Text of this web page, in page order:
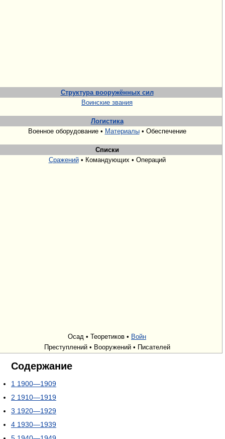
Структура вооружённых сил
Воинские звания
Логистика
Военное оборудование • Материалы• Обеспечение
Списки
Сражений• Командующих • Операций
Осад • Теоретиков • Войн
Преступлений • Вооружений • Писателей
Содержание
1 1900—1909
2 1910—1919
3 1920—1929
4 1930—1939